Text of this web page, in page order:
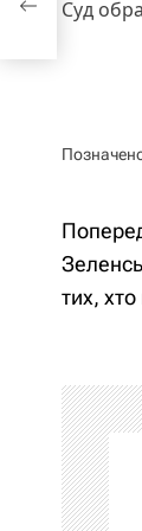
Суд
Н
а
і
г
а
тих,